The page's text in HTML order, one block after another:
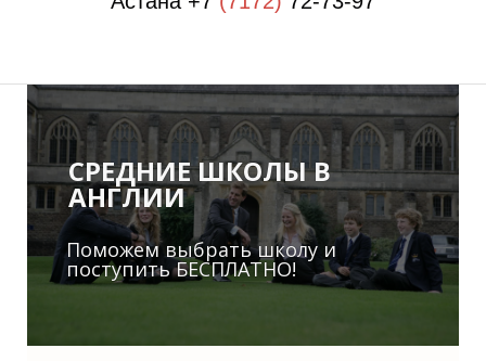
СРЕДНИЕ ШКОЛЫ В
АНГЛИИ
Поможем выбрать школу и
поступить БЕСПЛАТНО!